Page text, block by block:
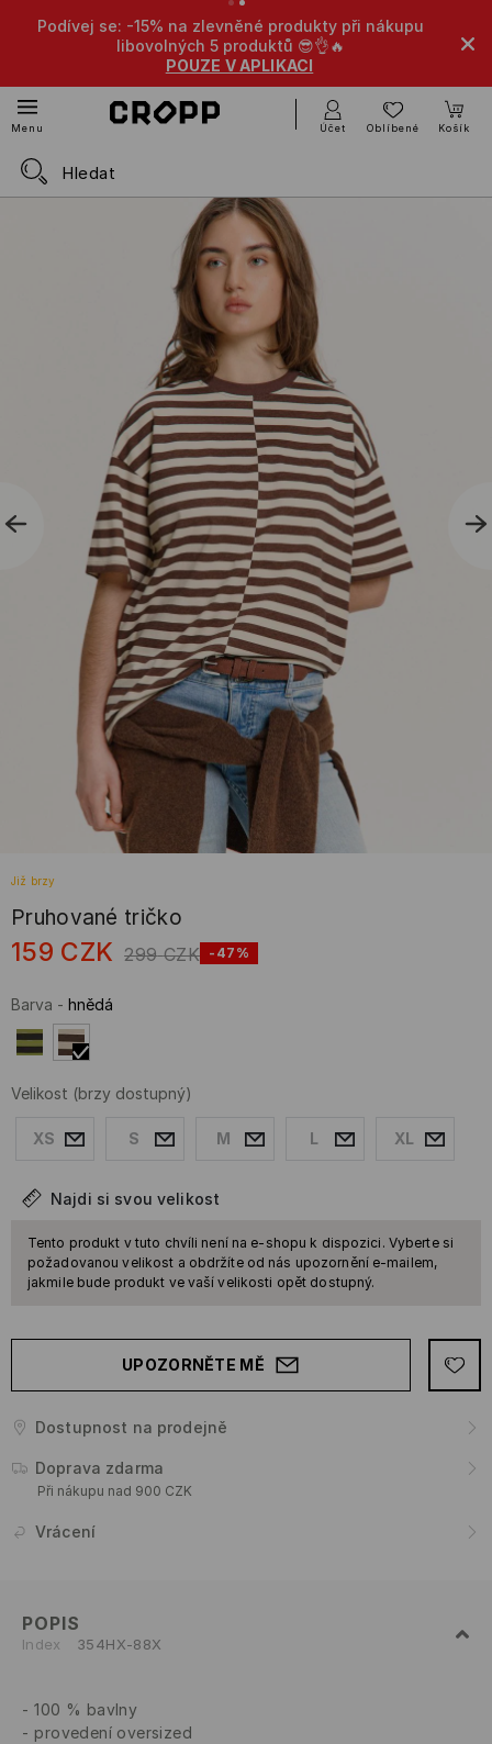
-10% na
-15% na zlevněné produkty při nákupu
libovolných 5 produktů 😎👌🔥
POUZE V APLIKACI
Menu Účet Oblíbené Košík
Již brzy
Pruhované tričko
159 CZK 299 CZK -47%
Barva - hnědá
Velikost (brzy dostupný)
XS S M L XL
Najdi si svou velikost
Tento produkt v tuto chvíli není na e-shopu k dispozici. Vyberte si
požadovanou velikost a obdržíte od nás upozornění e-mailem,
jakmile bude produkt ve vaší velikosti opět dostupný.
UPOZORNĚTE MĚ
Dostupnost na prodejně
Doprava zdarma
Při nákupu nad 900 CZK
Vrácení
POPIS
Index 354HX-88X
100 % bavlny
provedení oversized